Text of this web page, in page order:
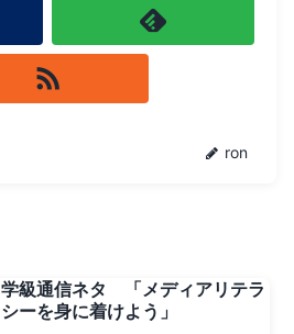
ron
学級通信ネタ 「メディアリテラ
シーを身に着けよう」